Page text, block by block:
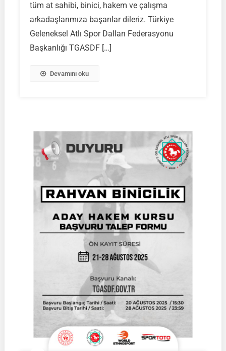
İSİM
LİSTELERİ
|
tüm at sahibi, binici, hakem ve çalışma
arkadaşlarımıza başarılar dileriz. Türkiye
Geleneksel Atlı Spor Dalları Federasyonu
Başkanlığı TGASDF […]
Devamını oku